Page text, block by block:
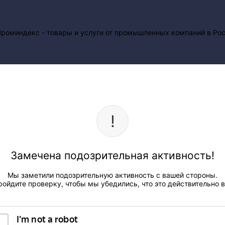
Замечена подозрительная активность!
Мы заметили подозрительную активность с вашей стороны.
проверку, чтобы мы убедились, что это действительно